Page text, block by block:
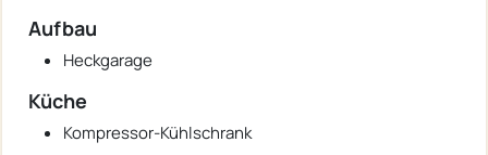
Aufbau
Heckgarage
Küche
Kompressor-Kühlschrank